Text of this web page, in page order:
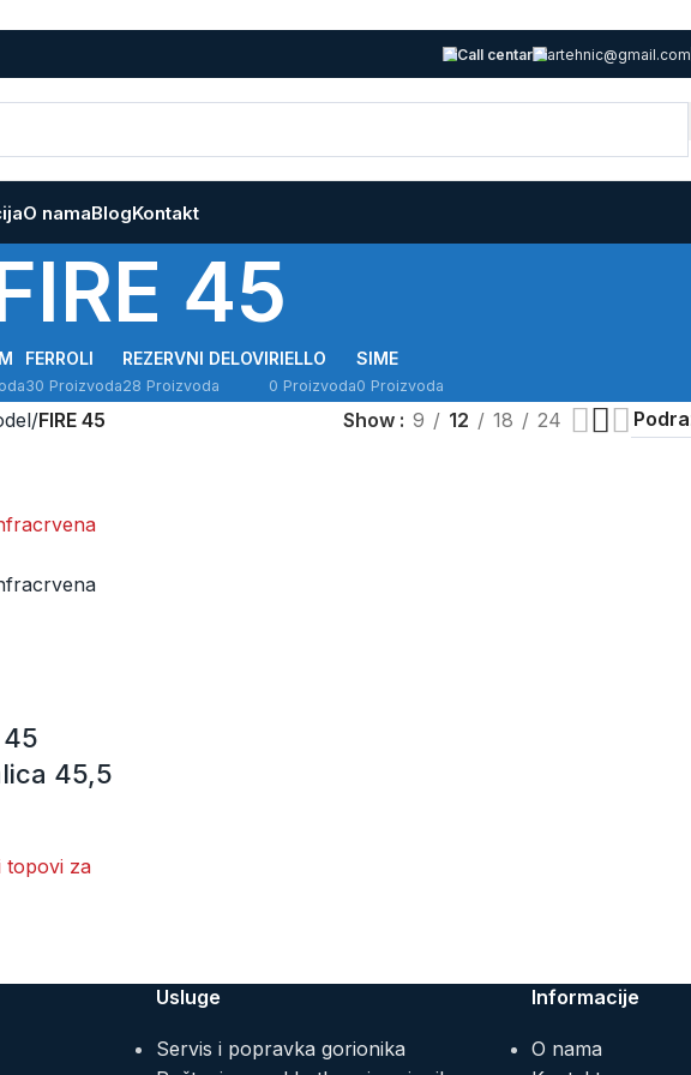
Call centar artehnic@gmail.com
O namaBlogKontakt
45
FERROLI
30 Proizvoda
REZERVNI DELOVI
28 Proizvoda
RIELLO
0 Proizvoda
SIME
0 Proizvoda
/FIRE 45 Show 9 12 18 24
45
45,5
topovi za
Usluge
Servis i popravka gorionika
Informacije
O nama